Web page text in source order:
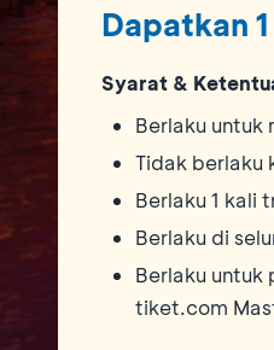
Dapatkan
Syarat &
Berlaku untuk
Tidak berlaku
Berlaku 1 kali
Berlaku di
Berlaku untuk
tiket.com